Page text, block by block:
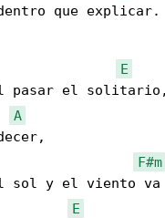
que explicar.
E
pasar el solitario,
A
F#m
sol y el viento
E